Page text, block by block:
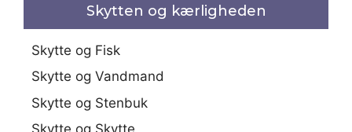
Skytten og kærligheden
Skytte og Fisk
Skytte og Vandmand
Skytte og Stenbuk